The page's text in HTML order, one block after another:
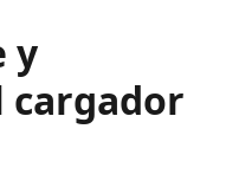
y
cargador